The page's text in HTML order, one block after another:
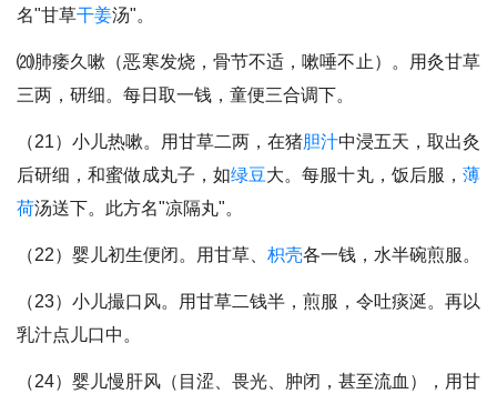
名"甘草干姜汤"。
⒇肺痿久嗽（恶寒发烧，骨节不适，嗽唾不止）。用灸甘草
三两，研细。每日取一钱，童便三合调下。
（21）小儿热嗽。用甘草二两，在猪胆汁中浸五天，取出灸
后研细，和蜜做成丸子，如绿豆大。每服十丸，饭后服，薄
荷汤送下。此方名"凉隔丸"。
（22）婴儿初生便闭。用甘草、 枳壳各一钱，水半碗煎服。
（23）小儿撮口风。用甘草二钱半，煎服，令吐痰涎。再以
乳汁点儿口中。
（24）婴儿慢肝风（目涩、畏光、肿闭，甚至流血），用甘